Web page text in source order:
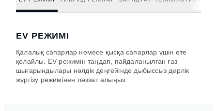
EV РЕЖИМІ
Қалалық сапарлар немесе қысқа сапарлар үшін өте
қолайлы. EV режимін таңдап, пайдаланылған газ
шығарындылары нөлдік деңгейінде дыбыссыз дерлік
жүргізу режимінен ләззат алыңыз.